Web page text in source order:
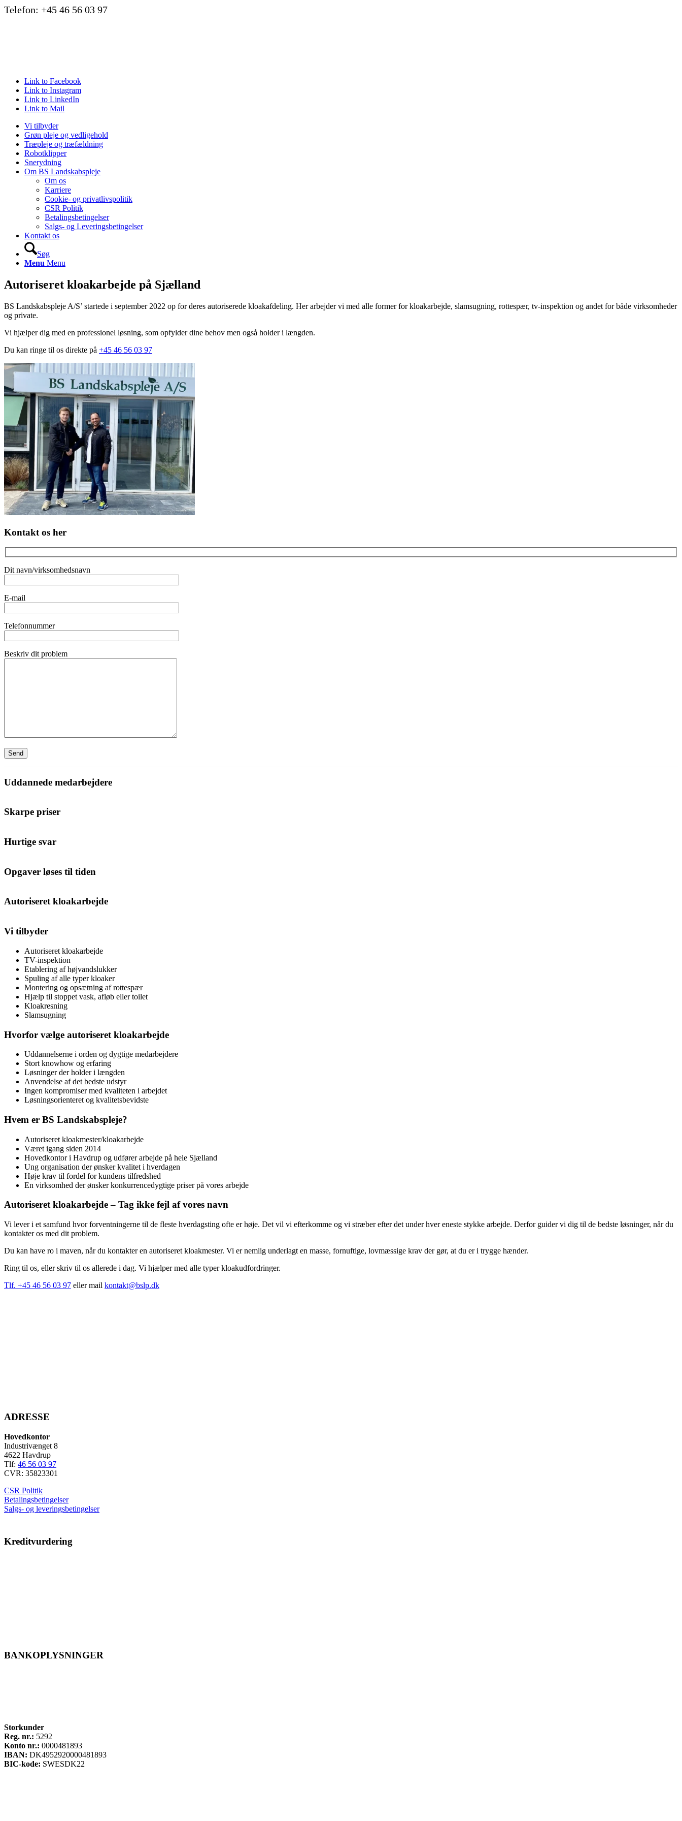
Telefon: +45 46 56 03 97
Link to Facebook
Link to Instagram
Link to LinkedIn
Link to Mail
Vi tilbyder
Grøn pleje og vedligehold
Træpleje og træfældning
Robotklipper
Snerydning
Om BS Landskabspleje
Om os
Karriere
Cookie- og privatlivspolitik
CSR Politik
Betalingsbetingelser
Salgs- og Leveringsbetingelser
Kontakt os
Søg
Menu Menu
Autoriseret kloakarbejde på Sjælland
BS Landskabspleje A/S’ startede i september 2022 op for deres autoriserede kloakafdeling. Her arbejder vi med alle former for kloakarbejde, slamsugning, rottespær, tv-inspektion og andet for både virksomheder
og private.
Vi hjælper dig med en professionel løsning, som opfylder dine behov men også holder i længden.
Du kan ringe til os direkte på +45 46 56 03 97
Kontakt os her
Dit navn/virksomhedsnavn
E-mail
Telefonnummer
Beskriv dit problem
Uddannede medarbejdere
Skarpe priser
Hurtige svar
Opgaver løses til tiden
Autoriseret kloakarbejde
Vi tilbyder
Autoriseret kloakarbejde
TV-inspektion
Etablering af højvandslukker
Spuling af alle typer kloaker
Montering og opsætning af rottespær
Hjælp til stoppet vask, afløb eller toilet
Kloakresning
Slamsugning
Hvorfor vælge autoriseret kloakarbejde
Uddannelserne i orden og dygtige medarbejdere
Stort knowhow og erfaring
Løsninger der holder i længden
Anvendelse af det bedste udstyr
Ingen kompromiser med kvaliteten i arbejdet
Løsningsorienteret og kvalitetsbevidste
Hvem er BS Landskabspleje?
Autoriseret kloakmester/kloakarbejde
Været igang siden 2014
Hovedkontor i Havdrup og udfører arbejde på hele Sjælland
Ung organisation der ønsker kvalitet i hverdagen
Høje krav til fordel for kundens tilfredshed
En virksomhed der ønsker konkurrencedygtige priser på vores arbejde
Autoriseret kloakarbejde – Tag ikke fejl af vores navn
Vi lever i et samfund hvor forventningerne til de fleste hverdagsting ofte er høje. Det vil vi efterkomme og vi stræber efter det under hver eneste stykke arbejde. Derfor guider vi dig til de bedste løsninger, når du
kontakter os med dit problem.
Du kan have ro i maven, når du kontakter en autoriseret kloakmester. Vi er nemlig underlagt en masse, fornuftige, lovmæssige krav der gør, at du er i trygge hænder.
Ring til os, eller skriv til os allerede i dag. Vi hjælper med alle typer kloakudfordringer.
Tlf. +45 46 56 03 97 eller mail kontakt@bslp.dk
ADRESSE
Hovedkontor
Industrivænget 8
4622 Havdrup
Tlf: 46 56 03 97
CVR: 35823301
CSR Politik
Betalingsbetingelser
Salgs- og leveringsbetingelser
Kreditvurdering
BANKOPLYSNINGER
Storkunder
Reg. nr.: 5292
Konto nr.: 0000481893
IBAN: DK4952920000481893
BIC-kode: SWESDK22